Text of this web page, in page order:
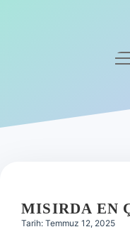
Hakkımızda
MISIRDA EN
Tarih: Temmuz 12, 2025